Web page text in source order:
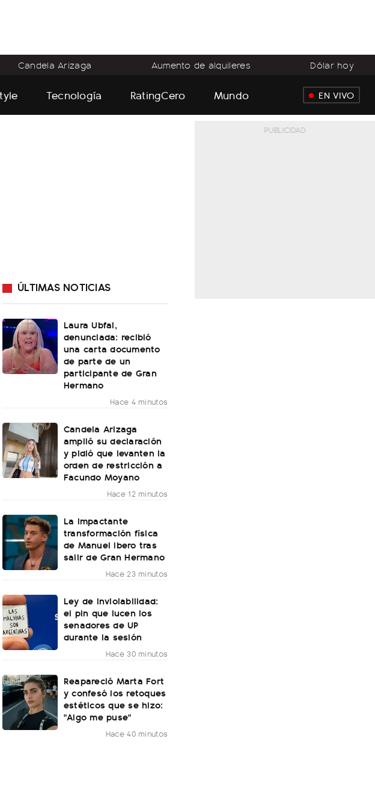
Candela Arizaga Aumento de alquileres Dólar hoy
Tecnología RatingCero Mundo EN VIVO
ÚLTIMAS NOTICIAS
Laura Ubfal,
denunciada: recibió
una carta documento
de parte de un
participante de Gran
Hermano
Hace 4 minutos
Candela Arizaga
amplió su declaración
y pidió que levanten la
orden de restricción a
Facundo Moyano
Hace 12 minutos
La impactante
transformación física
de Manuel Ibero tras
salir de Gran Hermano
Hace 23 minutos
Ley de Inviolabilidad:
el pin que lucen los
senadores de UP
durante la sesión
Hace 30 minutos
Reapareció Marta Fort
y confesó los retoques
estéticos que se hizo:
"Algo me puse"
Hace 40 minutos